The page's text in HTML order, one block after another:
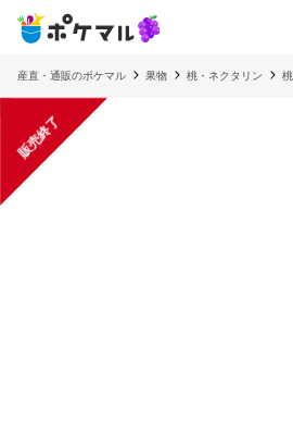
産直・通販のポケマル 果物 桃・ネクタリン 桃
販売終了